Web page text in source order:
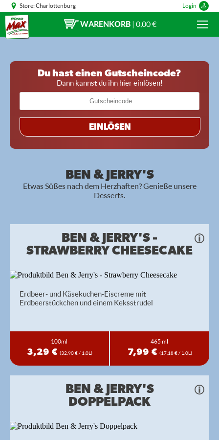
Store:Charlottenburg Login
WARENKORB | 0,00 €
Du hast einen Gutscheincode?
Dann kannst du ihn hier einlösen!
EINLÖSEN
BEN & JERRY'S
Etwas Süßes nach dem Herzhaften? Genieße unsere
Desserts.
BEN & JERRY'S -
STRAWBERRY CHEESECAKE
Erdbeer- und Käsekuchen-Eiscreme mit
Erdbeerstückchen und einem Keksstrudel
100ml
3,29 € (32,90 € / 1,0L)
465 ml
7,99 € (17,18 € / 1,0L)
BEN & JERRY'S
DOPPELPACK